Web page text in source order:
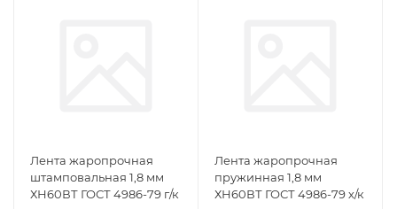
Лента жаропрочная
штамповальная 1,8 мм
ХН60ВТ ГОСТ 4986-79 г/к
Лента жаропрочная
пружинная 1,8 мм
ХН60ВТ ГОСТ 4986-79 х/к